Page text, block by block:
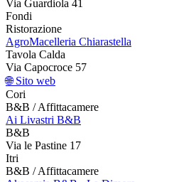
Via Guardiola 41
Fondi
Ristorazione
AgroMacelleria Chiarastella
Tavola Calda
Via Capocroce 57
🌐 Sito web
Cori
B&B / Affittacamere
Ai Livastri B&B
B&B
Via le Pastine 17
Itri
B&B / Affittacamere